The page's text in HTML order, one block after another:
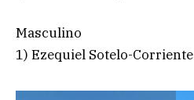
Masculino
1) Ezequiel Sotelo-